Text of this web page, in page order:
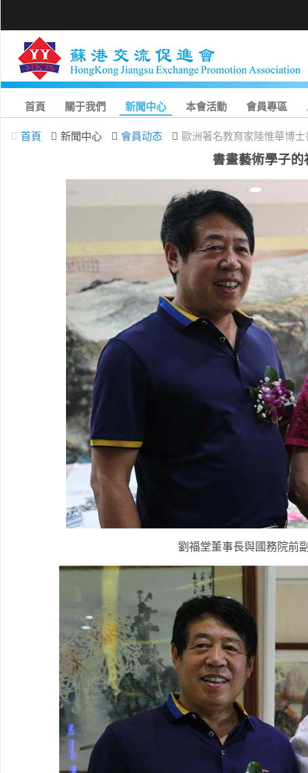
首頁 關于我們 新聞中心 本會活動 會員專區
首頁 新聞中心 會員动态 歐洲著名教育家陸惟華博
書畫藝術學子的
劉福堂董事長與國務院前